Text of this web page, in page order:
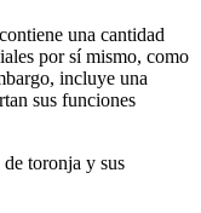
una cantidad
por sí mismo, como
incluye una
sus funciones
toronja y sus